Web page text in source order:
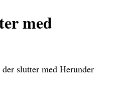
med
slutter med Herunder